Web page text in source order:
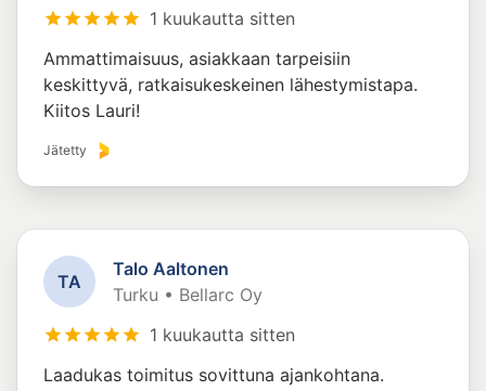
1 kuukautta sitten
Ammattimaisuus, asiakkaan tarpeisiin
keskittyvä, ratkaisukeskeinen lähestymistapa.
Kiitos Lauri!
Jätetty
TA
Talo Aaltonen
Turku • Bellarc Oy
1 kuukautta sitten
Laadukas toimitus sovittuna ajankohtana.